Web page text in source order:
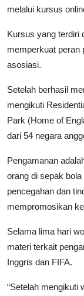
melalui kursus
Kursus yang terdiri
memperkuat peran
asosiasi.
Setelah berhasil
mengikuti
Park (Home of
dari 54 negara
Pengamanan
orang di sepak
pencegahan dan
mempromosikan
Selama lima hari
materi terkait
Inggris dan FIFA.
“Setelah mengikuti